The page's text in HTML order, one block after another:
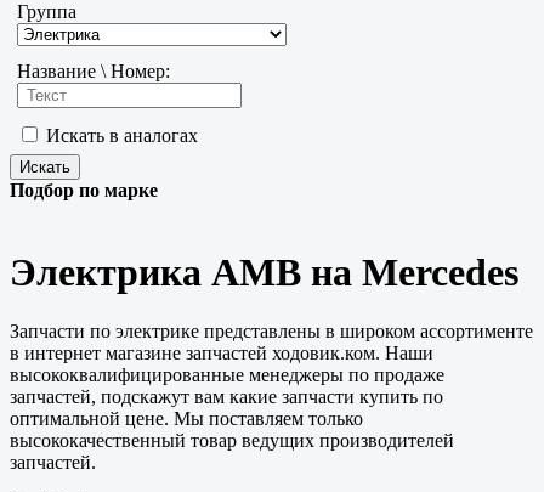
Группа
Название \ Номер:
Искать в аналогах
Подбор по марке
Электрика AMB на Mercedes
Запчасти по электрике представлены в широком ассортименте
в интернет магазине запчастей ходовик.ком. Наши
высококвалифицированные менеджеры по продаже
запчастей, подскажут вам какие запчасти купить по
оптимальной цене. Мы поставляем только
высококачественный товар ведущих производителей
запчастей.